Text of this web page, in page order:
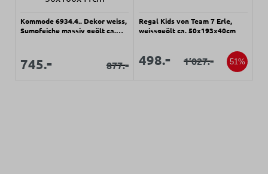
Kommode 6934.4.. Dekor weiss,
Sumpfeiche massiv geölt ca.
Verkaufspreis:
745.- Regulärer Preis:
877.-
Regal Kids von Team 7 Erle,
weissgeölt ca. 50x193x40cm
Verkaufspreis:
Verkaufspreis:
498.- Regulärer Preis:
1’027.- 51%